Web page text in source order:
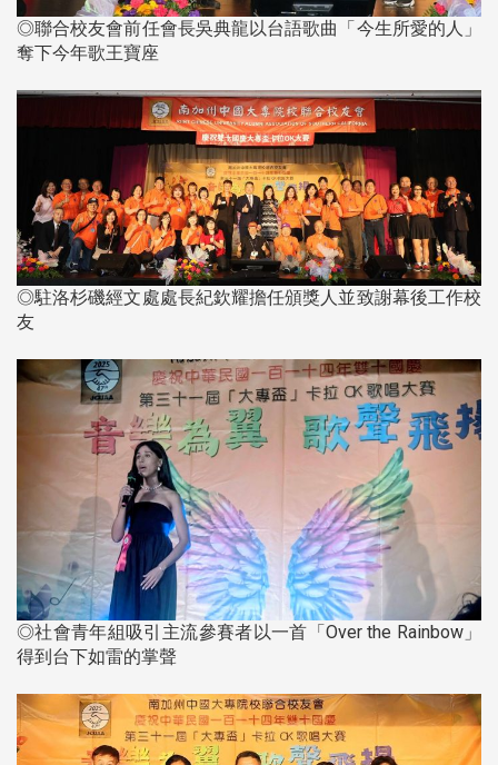
◎聯合校友會前任會長吳典龍以台語歌曲「今生所愛的人」
奪下今年歌王寶座
◎駐洛杉磯經文處處長紀欽耀擔任頒獎人並致謝幕後工作校
友
◎社會青年組吸引主流參賽者以一首「Over the Rainbow」
得到台下如雷的掌聲